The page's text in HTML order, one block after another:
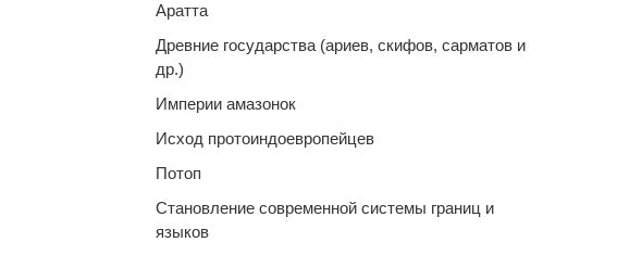
Аратта
Древние государства (ариев, скифов, сарматов и
др.)
Империи амазонок
Исход протоиндоевропейцев
Потоп
Становление современной системы границ и
языков